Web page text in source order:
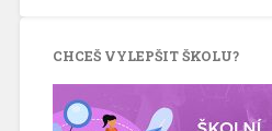
CHCEŠ VYLEPŠIT ŠKOLU?